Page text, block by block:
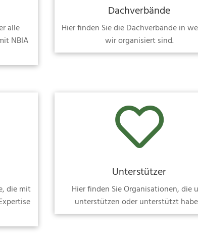
alle
NBIA
Dachverbände
Hier finden Sie die Dachverbände in
wir organisiert sind.
die mit

Unterstützer
Hier finden Sie Organisationen, die
unterstützen oder unterstützt